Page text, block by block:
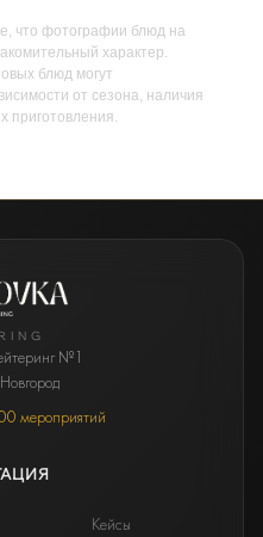
что фотографии блюд на
характер.
блюд могут
от сезона, наличия
приготовления.
№1
мероприятий
Кейсы